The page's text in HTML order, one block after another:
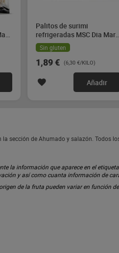
Palitos de surimi
refrigeradas MSC Dia Mari
Marinera 300 g
Sin gluten
1,89 € (6,30 €/KILO)
Añadir
sección de Ahumado y salazón. Todos
la información que aparece en el
y así como cuanta información de
de la fruta pueden variar en función